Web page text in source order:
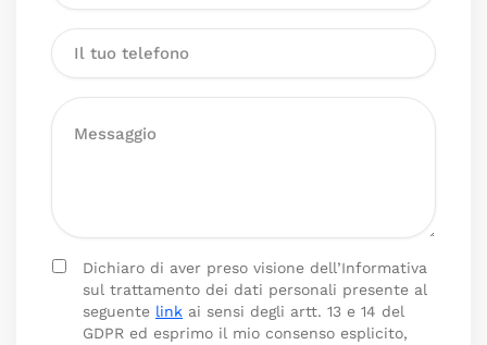
Dichiaro di aver preso visione dell’Informativa
sul trattamento dei dati personali presente al
seguente link ai sensi degli artt. 13 e 14 del
GDPR ed esprimo il mio consenso esplicito,